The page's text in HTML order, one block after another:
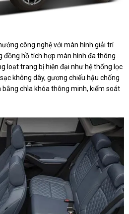
công nghệ với màn hình giải trí
đồng hồ tích hợp màn hình đa thông
loạt trang bị hiện đại như hệ thống lọc
không dây, gương chiếu hậu chống
chìa khóa thông minh, kiểm soát